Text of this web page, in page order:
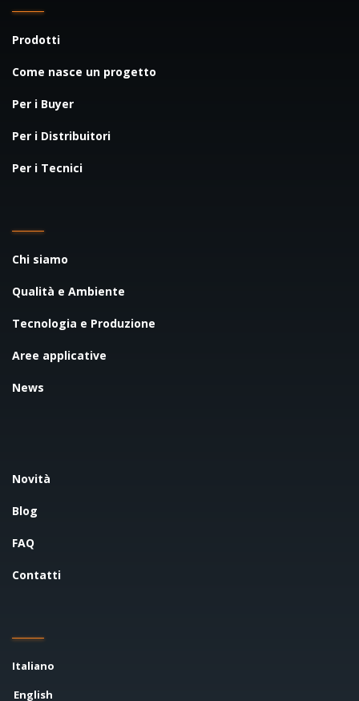
Prodotti
Come nasce un progetto
Per i Buyer
Per i Distribuitori
Per i Tecnici
Chi siamo
Qualità e Ambiente
Tecnologia e Produzione
Aree applicative
News
Novità
Blog
FAQ
Contatti
Italiano
English